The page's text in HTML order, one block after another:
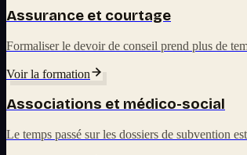
Assurance et courtage
Formaliser le devoir de conseil prend plus de
Voir la formation
Associations et médico-social
Le temps passé sur les dossiers de subvention